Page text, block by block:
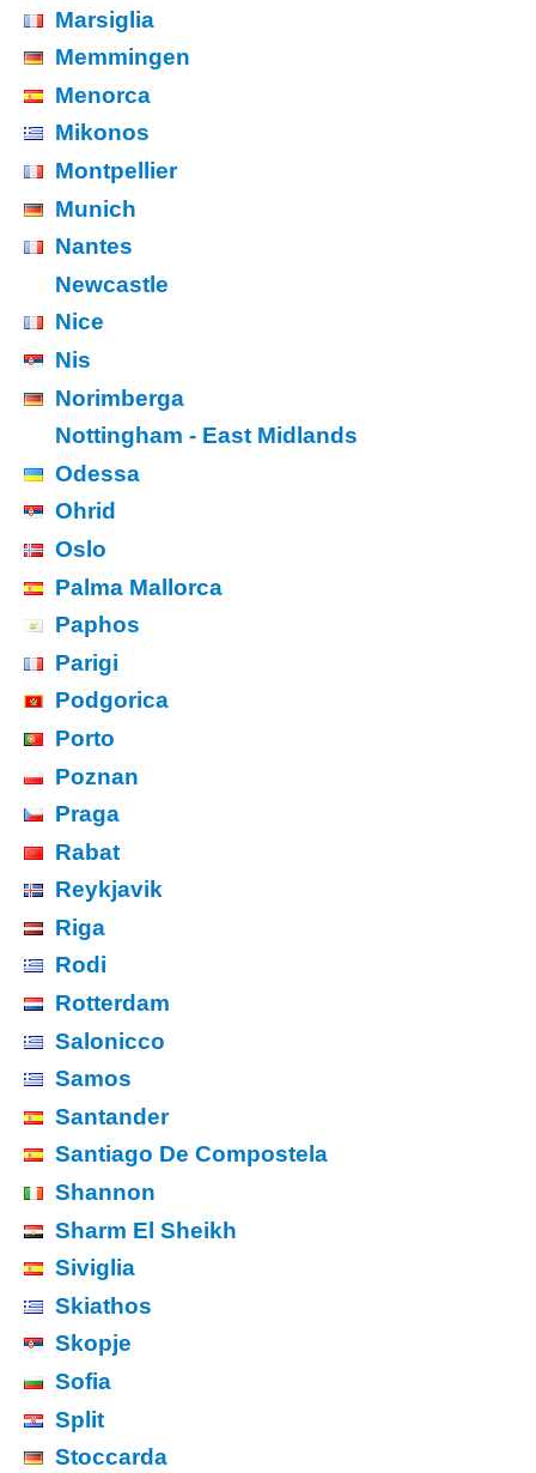
Marsiglia
Memmingen
Menorca
Mikonos
Montpellier
Munich
Nantes
Newcastle
Nice
Nis
Norimberga
Nottingham - East Midlands
Odessa
Ohrid
Oslo
Palma Mallorca
Paphos
Parigi
Podgorica
Porto
Poznan
Praga
Rabat
Reykjavik
Riga
Rodi
Rotterdam
Salonicco
Samos
Santander
Santiago De Compostela
Shannon
Sharm El Sheikh
Siviglia
Skiathos
Skopje
Sofia
Split
Stoccarda